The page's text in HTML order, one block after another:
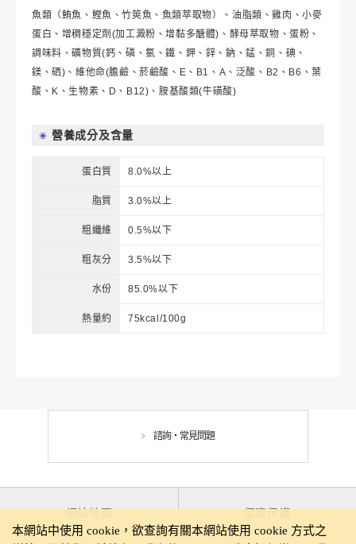
魚類（鮪魚、鰹魚、竹筴魚、魚類萃取物）、油脂類、雞肉、小麥
蛋白、增稠穩定劑(加工澱粉、增黏多醣體)、酵母萃取物、蛋粉、
調味料、礦物質(鈣、磷、氯、鐵、鉀、鋅、鈉、錳、銅、碘、
鎂、硒)、維他命(膽鹼、菸鹼酸、E、B1、A、泛酸、B2、B6、葉
酸、K、生物素、D、B12)、胺基酸類(牛磺酸)
營養成分及含量
蛋白質 8.0%以上
脂質 3.0%以上
粗纖維 0.5%以下
粗灰分 3.5%以下
水份 85.0%以下
熱量約 75kcal/100g
諮詢・常見問題
網站地圖
個資保護
本網站中使用 cookie，欲查詢有關本網站使用 cookie 方式之